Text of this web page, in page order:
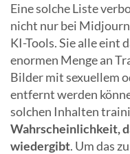
Eine solche Liste
nicht nur bei
KI-Tools. Sie alle eint
enormen Menge an
Bilder mit sexuellem
entfernt werden
solchen Inhalten
Wahrscheinlichkeit,
wiedergibt. Um das